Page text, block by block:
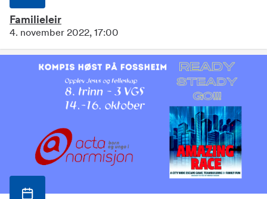
Familieleir
4. november 2022, 17:00